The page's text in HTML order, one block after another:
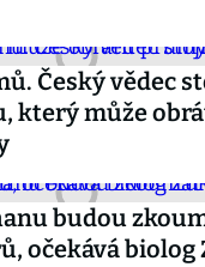
Český vědec
který může
budou
očekává biolog